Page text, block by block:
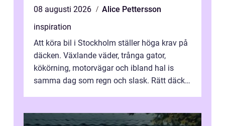
08 augusti 2026
Alice Pettersson
inspiration
Att köra bil i Stockholm ställer höga krav på
däcken. Växlande väder, trånga gator,
kökörning, motorvägar och ibland hal is
samma dag som regn och slask. Rätt däck